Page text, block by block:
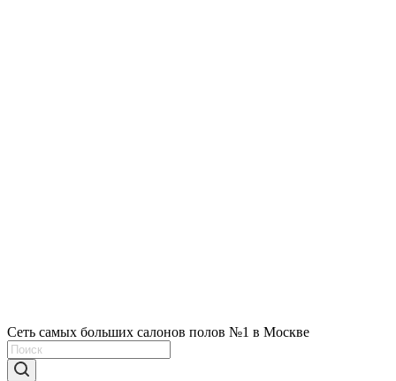
Сеть самых больших салонов полов №1 в Москве